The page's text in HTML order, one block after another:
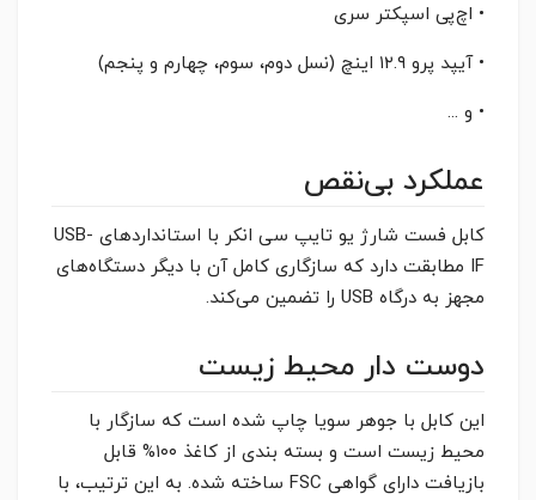
• اچ‌پی اسپکتر سری
• آیپد پرو ۱۲.۹ اینچ (نسل دوم، سوم، چهارم و پنجم)
• و ...
عملکرد بی‌نقص
کابل فست شارژ یو تایپ سی انکر با استانداردهای USB-
IF مطابقت دارد که سازگاری کامل آن با دیگر دستگاه‌های
مجهز به درگاه USB را تضمین می‌کند.
دوست دار محیط زیست
این کابل با جوهر سویا چاپ شده است که سازگار با
محیط زیست است و بسته بندی از کاغذ ۱۰۰% قابل
بازیافت دارای گواهی FSC ساخته شده. به این ترتیب، با